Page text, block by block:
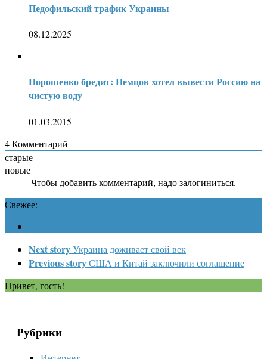
Педофильский трафик Украины
08.12.2025
Порошенко бредит: Немцов хотел вывести Россию на
чистую воду
01.03.2015
4Комментарий
старые
новые
Чтобы добавить комментарий, надо залогиниться.
Свежее:
Next storyУкраина доживает свой век
Previous storyСША и Китай заключили соглашение
Привет, гость!
Рубрики